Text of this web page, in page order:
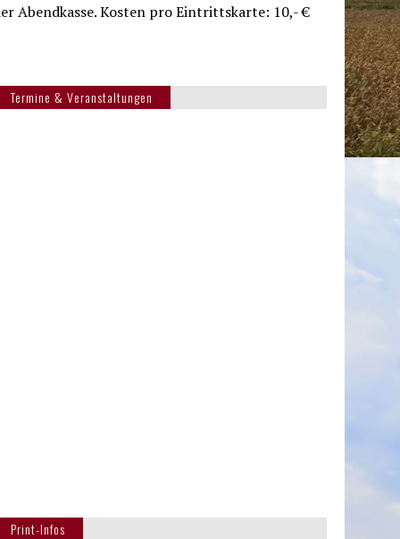
Abendkasse. Kosten pro Eintrittskarte: 10,- €
Termine & Veranstaltungen
Print-Infos